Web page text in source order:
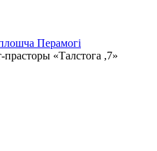
плошча Перамогі
«Талстога ,7»